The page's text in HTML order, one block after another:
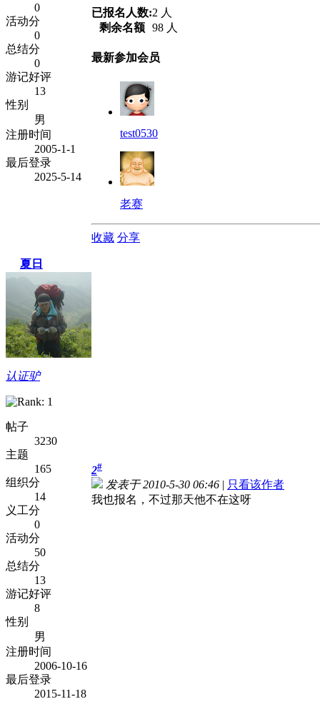
0
活动分
0
总结分
0
游记好评
13
性别
男
注册时间
2005-1-1
最后登录
2025-5-14
已报名人数:2 人
剩余名额
98 人
最新参加会员
test0530
老赛
收藏 分享
夏日
认证驴
帖子
3230
主题
165
组织分
14
义工分
0
活动分
50
总结分
13
游记好评
8
性别
男
注册时间
2006-10-16
最后登录
2015-11-18
2#
发表于 2010-5-30 06:46 | 只看该作者
我也报名，不过那天他不在这呀